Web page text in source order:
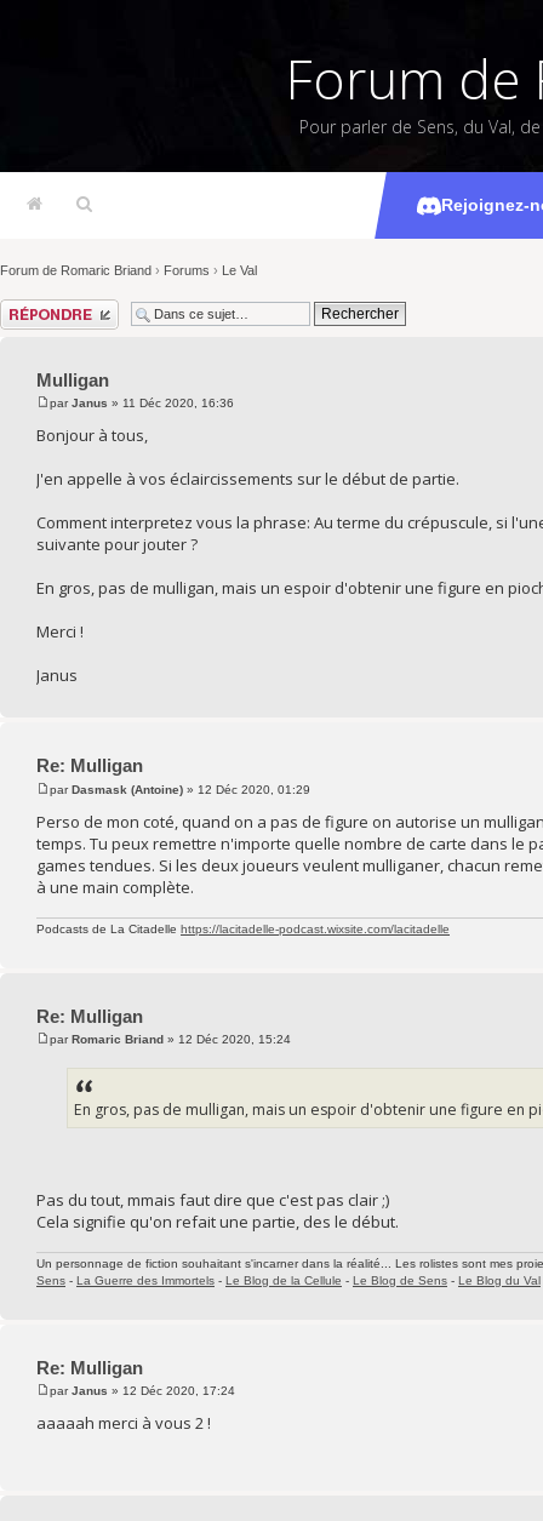
Forum de
Pour parler de Sens, du Val,
Rejoignez-
Forum de Romaric Briand › Forums › Le Val
Répondre
Mulligan
parJanus » 11 Déc 2020, 16:36
Bonjour à tous,
J'en appelle à vos éclaircissements sur le début de partie.
Comment interpretez vous la phrase: Au terme du crépuscule, si
suivante pour jouter ?
En gros, pas de mulligan, mais un espoir d'obtenir une figure en
Merci !
Janus
Re: Mulligan
parDasmask (Antoine) » 12 Déc 2020, 01:29
Perso de mon coté, quand on a pas de figure on autorise un
temps. Tu peux remettre n'importe quelle nombre de carte dans le
games tendues. Si les deux joueurs veulent mulliganer, chacun
à une main complète.
Podcasts de La Citadelle https://lacitadelle-podcast.wixsite.com/lacitadelle
Re: Mulligan
parRomaric Briand » 12 Déc 2020, 15:24
En gros, pas de mulligan, mais un espoir d'obtenir une figure en
Pas du tout, mmais faut dire que c'est pas clair ;)
Cela signifie qu'on refait une partie, des le début.
Un personnage de fiction souhaitant s'incarner dans la réalité... Les rolistes sont mes
Sens - La Guerre des Immortels - Le Blog de la Cellule - Le Blog de Sens - Le Blog du Val
Re: Mulligan
parJanus » 12 Déc 2020, 17:24
aaaaah merci à vous 2 !